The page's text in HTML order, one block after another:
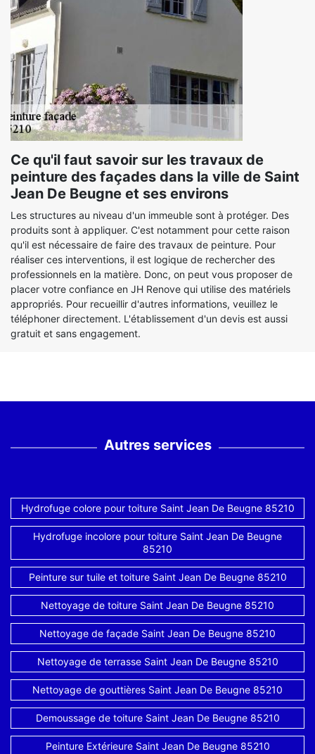
Ce qu'il faut savoir sur les travaux de
peinture des façades dans la ville de Saint
Jean De Beugne et ses environs
Les structures au niveau d'un immeuble sont à protéger. Des
produits sont à appliquer. C'est notamment pour cette raison
qu'il est nécessaire de faire des travaux de peinture. Pour
réaliser ces interventions, il est logique de rechercher des
professionnels en la matière. Donc, on peut vous proposer de
placer votre confiance en JH Renove qui utilise des matériels
appropriés. Pour recueillir d'autres informations, veuillez le
téléphoner directement. L'établissement d'un devis est aussi
gratuit et sans engagement.
Autres services
Hydrofuge colore pour toiture Saint Jean De Beugne 85210
Hydrofuge incolore pour toiture Saint Jean De Beugne
85210
Peinture sur tuile et toiture Saint Jean De Beugne 85210
Nettoyage de toiture Saint Jean De Beugne 85210
Nettoyage de façade Saint Jean De Beugne 85210
Nettoyage de terrasse Saint Jean De Beugne 85210
Nettoyage de gouttières Saint Jean De Beugne 85210
Demoussage de toiture Saint Jean De Beugne 85210
Peinture Extérieure Saint Jean De Beugne 85210